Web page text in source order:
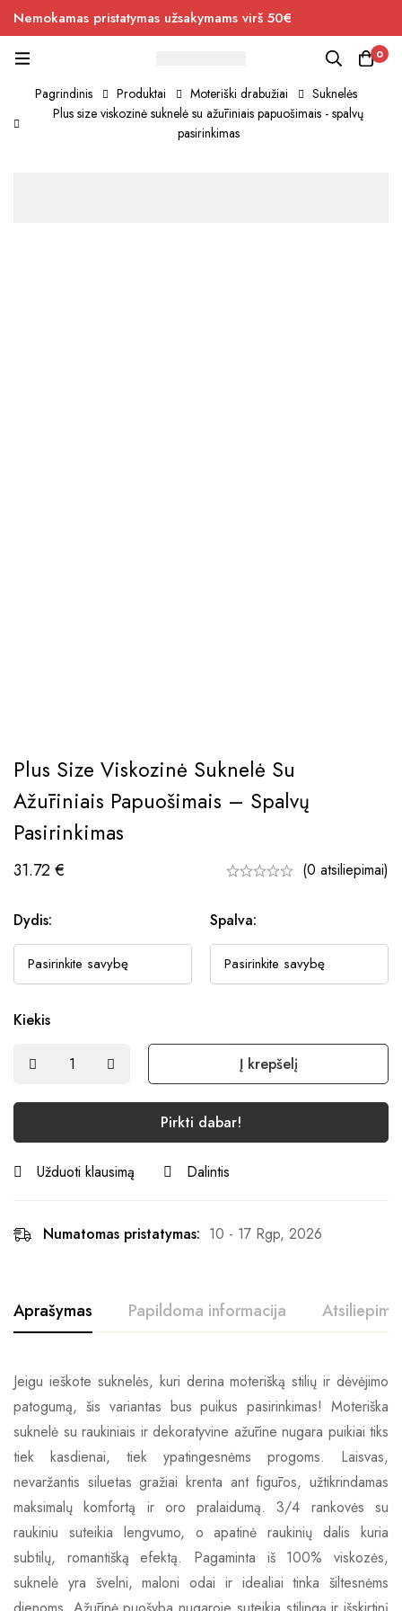
Nemokamas pristatymas užsakymams virš 50€
0
Pagrindinis Produktai Moteriški drabužiai
Suknelės
Plus size viskozinė suknelė su ažūriniais papuošimais - spalvų
pasirinkimas
Plus Size Viskozinė Suknelė Su
Ažūriniais Papuošimais – Spalvų
Pasirinkimas
31.72€ (0 atsiliepimai)
Dydis: Spalva:
Kiekis
Į krepšelį
Pirkti dabar!
Užduoti klausimą Dalintis
Numatomas pristatymas: 10 - 17 Rgp, 2026
Aprašymas Papildoma informacija
Jeigu ieškote suknelės, kuri derina moterišką stilių ir dėvėjimo
patogumą, šis variantas bus puikus pasirinkimas! Moteriška
suknelė su raukiniais ir dekoratyvine ažūrine nugara puikiai tiks
tiek kasdienai, tiek ypatingesnėms progoms. Laisvas,
nevaržantis siluetas gražiai krenta ant figūros, užtikrindamas
maksimalų komfortą ir oro pralaidumą. 3/4 rankovės su
raukiniu suteikia lengvumo, o apatinė raukinių dalis kuria
subtilų, romantišką efektą. Pagaminta iš 100% viskozės,
suknelė yra švelni, maloni odai ir idealiai tinka šiltesnėms